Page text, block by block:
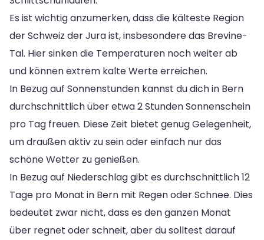
Es ist wichtig anzumerken, dass die kälteste Region
der Schweiz der Jura ist, insbesondere das Brevine-
Tal. Hier sinken die Temperaturen noch weiter ab
und können extrem kalte Werte erreichen.
In Bezug auf Sonnenstunden kannst du dich in Bern
durchschnittlich über etwa 2 Stunden Sonnenschein
pro Tag freuen. Diese Zeit bietet genug Gelegenheit,
um draußen aktiv zu sein oder einfach nur das
schöne Wetter zu genießen.
In Bezug auf Niederschlag gibt es durchschnittlich 12
Tage pro Monat in Bern mit Regen oder Schnee. Dies
bedeutet zwar nicht, dass es den ganzen Monat
über regnet oder schneit, aber du solltest darauf